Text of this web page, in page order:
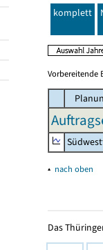
komplett
Vorbereitende
▴ nach oben
Das